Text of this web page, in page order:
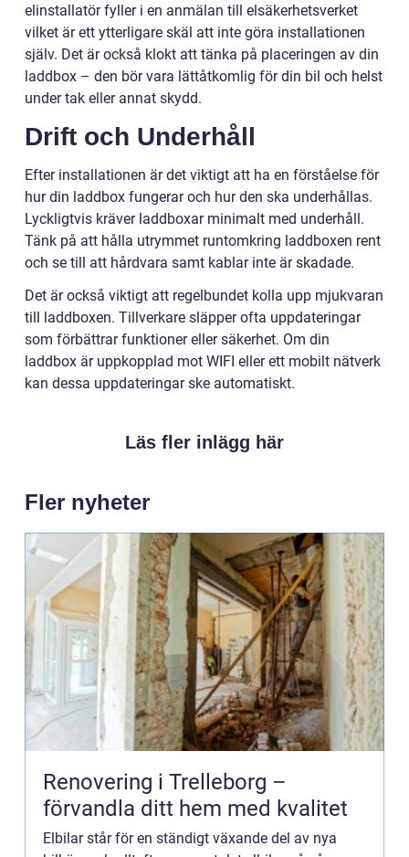
elinstallatör fyller i en anmälan till elsäkerhetsverket
vilket är ett ytterligare skäl att inte göra installationen
själv. Det är också klokt att tänka på placeringen av din
laddbox – den bör vara lättåtkomlig för din bil och helst
under tak eller annat skydd.
Drift och Underhåll
Efter installationen är det viktigt att ha en förståelse för
hur din laddbox fungerar och hur den ska underhållas.
Lyckligtvis kräver laddboxar minimalt med underhåll.
Tänk på att hålla utrymmet runtomkring laddboxen rent
och se till att hårdvara samt kablar inte är skadade.
Det är också viktigt att regelbundet kolla upp mjukvaran
till laddboxen. Tillverkare släpper ofta uppdateringar
som förbättrar funktioner eller säkerhet. Om din
laddbox är uppkopplad mot WIFI eller ett mobilt nätverk
kan dessa uppdateringar ske automatiskt.
Läs fler inlägg här
Fler nyheter
Renovering i Trelleborg –
förvandla ditt hem med kvalitet
Elbilar står för en ständigt växande del av nya